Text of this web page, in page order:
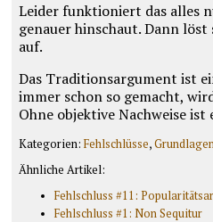
Leider funktioniert das alles
genauer hinschaut. Dann
auf.
Das Traditionsargument ist
immer schon so gemacht,
Ohne objektive Nachweise ist
Kategorien: Fehlschlüsse,
Ähnliche Artikel:
Fehlschluss #11:
Fehlschluss #1: Non Sequitur